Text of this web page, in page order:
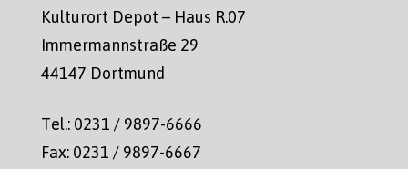
Kulturort Depot – Haus R.07
Immermannstraße 29
44147 Dortmund
Tel.: 0231 / 9897-6666
Fax: 0231 / 9897-6667